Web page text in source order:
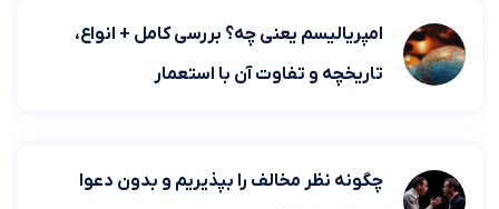
امپریالیسم یعنی چه؟ بررسی کامل + انواع،
تاریخچه و تفاوت آن با استعمار
چگونه نظر مخالف را بپذیریم و بدون دعوا